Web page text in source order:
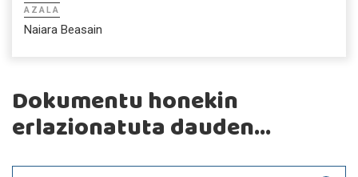
AZALA
Naiara Beasain
Dokumentu honekin
erlazionatuta dauden...